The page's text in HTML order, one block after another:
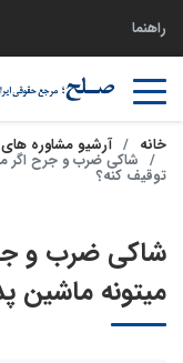
راهنما
خانه آرشیو مشاوره
شاکی ضرب و جرح اگر
توقیف کنه؟
شاکی ضرب و
میتونه ماشین